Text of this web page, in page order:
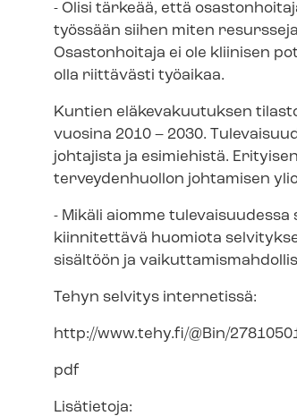
- Olisi tärkeää, että
työssään siihen miten
Osastonhoitaja ei ole kliinisen
olla riittävästi työaikaa.
Kuntien eläkevakuutuksen
vuosina 2010 – 2030.
johtajista ja esimiehistä.
terveydenhuollon johtamisen
- Mikäli aiomme
kiinnitettävä huomiota
sisältöön ja
Tehyn selvitys internetissä:
http://www.tehy.fi/@Bin/
pdf
Lisätietoja: